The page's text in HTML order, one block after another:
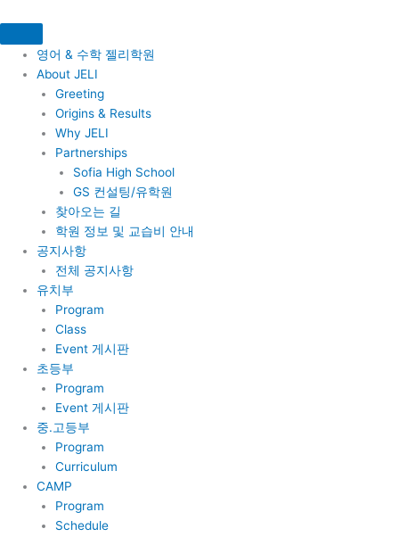
텐
츠
영어 & 수학 젤리학원
About JELI
Greeting
Origins & Results
Why JELI
Partnerships
Sofia High School
GS 컨설팅/유학원
찾아오는 길
학원 정보 및 교습비 안내
공지사항
전체 공지사항
유치부
Program
Class
Event 게시판
초등부
Program
Event 게시판
중.고등부
Program
Curriculum
CAMP
Program
Schedule